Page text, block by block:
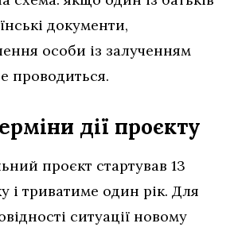
документи,
особи із залученням
проводиться.
дії проєкту
проєкт стартував 13
і триватиме один рік. Для
ситуації новому